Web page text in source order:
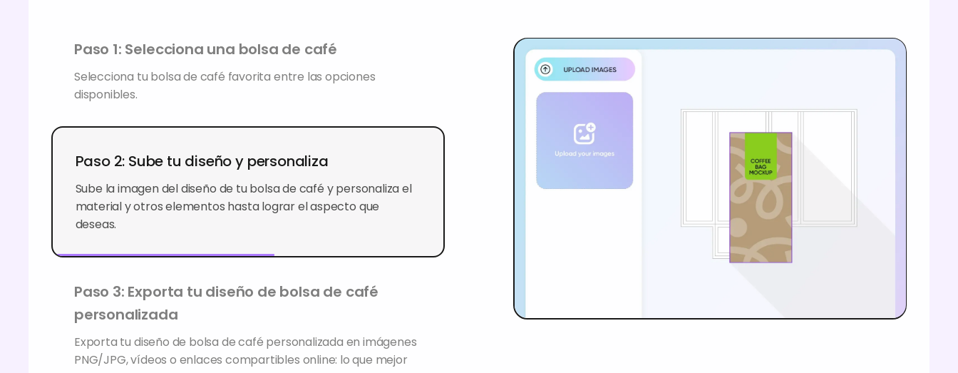
Paso 1: Selecciona una bolsa de café
Selecciona tu bolsa de café favorita entre las opciones
disponibles.
Paso 2: Sube tu diseño y personaliza
Sube la imagen del diseño de tu bolsa de café y personaliza el
material y otros elementos hasta lograr el aspecto que
deseas.
Paso 3: Exporta tu diseño de bolsa de café
personalizada
Exporta tu diseño de bolsa de café personalizada en imágenes
PNG/JPG, vídeos o enlaces compartibles online: lo que mejor